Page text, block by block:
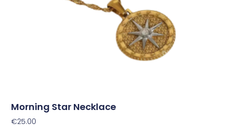
Morning Star Necklace
€25.00